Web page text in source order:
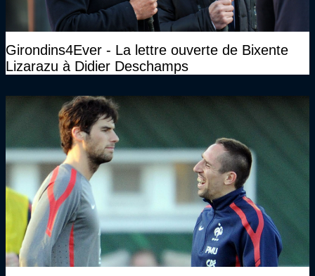
Girondins4Ever - La lettre ouverte de Bixente
Lizarazu à Didier Deschamps